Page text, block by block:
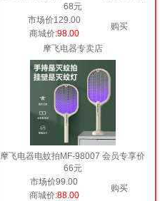
68元
市场价129.00
购买
商城价:98.00
摩飞电器专卖店
摩飞电器电蚊拍MF-98007 会员专享价
66元
市场价99.00
购买
商城价:88.00